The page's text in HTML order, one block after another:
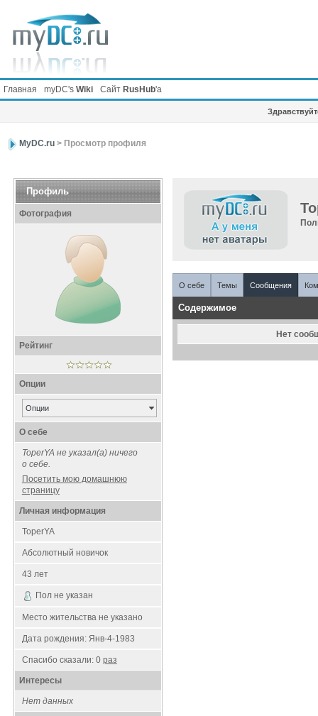
Главная myDC's Wiki Сайт RusHub'а
MyDC.ru> Просмотр профиля
Профиль
Фотография
Рейтинг
Опции
Опции
О себе
ToperYA не указал(а) ничего
о себе.
Посетить мою домашнюю
страницу
Личная информация
ToperYA
Абсолютный новичок
43 лет
Пол не указан
Место жительства не указано
Дата рождения: Янв-4-1983
Спасибо сказали: 0 раз
Интересы
Нет данных
О себе Темы Сообщения
Содержимое
Нет